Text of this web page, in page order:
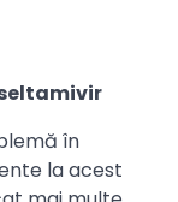
în
la acest